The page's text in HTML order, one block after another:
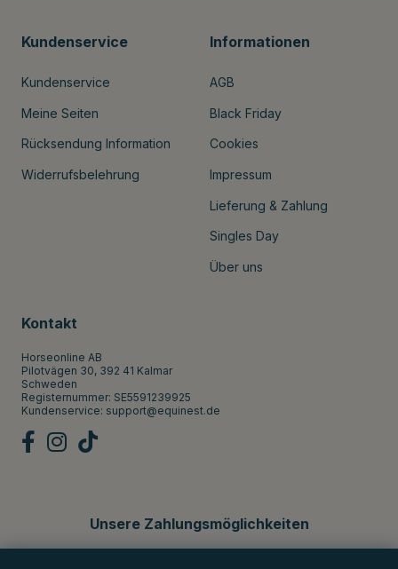
Kundenservice
Kundenservice
Meine Seiten
Rücksendung Information
Widerrufsbelehrung
Informationen
AGB
Black Friday
Cookies
Impressum
Lieferung & Zahlung
Singles Day
Über uns
Kontakt
Horseonline AB
Pilotvägen 30, 392 41 Kalmar
Schweden
Registernummer: SE5591239925
Kundenservice: support@equinest.de
Unsere Zahlungsmöglichkeiten